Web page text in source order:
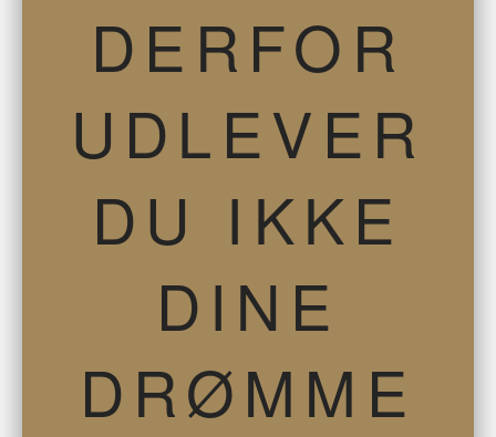
DERFOR
UDLEVER
DU IKKE
DINE
DRØMME